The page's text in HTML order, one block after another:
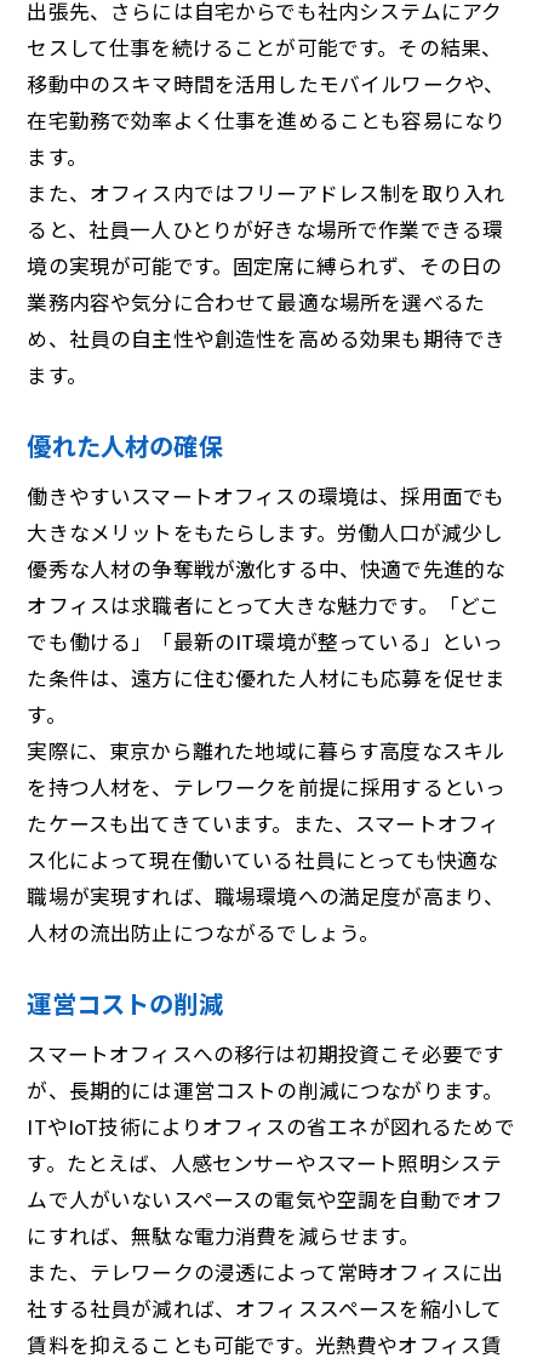
出張先、さらには自宅からでも社内システムにアク
セスして仕事を続けることが可能です。その結果、
移動中のスキマ時間を活用したモバイルワークや、
在宅勤務で効率よく仕事を進めることも容易になり
ます。
また、オフィス内ではフリーアドレス制を取り入れ
ると、社員一人ひとりが好きな場所で作業できる環
境の実現が可能です。固定席に縛られず、その日の
業務内容や気分に合わせて最適な場所を選べるた
め、社員の自主性や創造性を高める効果も期待でき
ます。
優れた人材の確保
働きやすいスマートオフィスの環境は、採用面でも
大きなメリットをもたらします。労働人口が減少し
優秀な人材の争奪戦が激化する中、快適で先進的な
オフィスは求職者にとって大きな魅力です。「どこ
でも働ける」「最新のIT環境が整っている」といっ
た条件は、遠方に住む優れた人材にも応募を促せま
す。
実際に、東京から離れた地域に暮らす高度なスキル
を持つ人材を、テレワークを前提に採用するといっ
たケースも出てきています。また、スマートオフィ
ス化によって現在働いている社員にとっても快適な
職場が実現すれば、職場環境への満足度が高まり、
人材の流出防止につながるでしょう。
運営コストの削減
スマートオフィスへの移行は初期投資こそ必要です
が、長期的には運営コストの削減につながります。
ITやIoT技術によりオフィスの省エネが図れるためで
す。たとえば、人感センサーやスマート照明システ
ムで人がいないスペースの電気や空調を自動でオフ
にすれば、無駄な電力消費を減らせます。
また、テレワークの浸透によって常時オフィスに出
社する社員が減れば、オフィススペースを縮小して
賃料を抑えることも可能です。光熱費やオフィス賃